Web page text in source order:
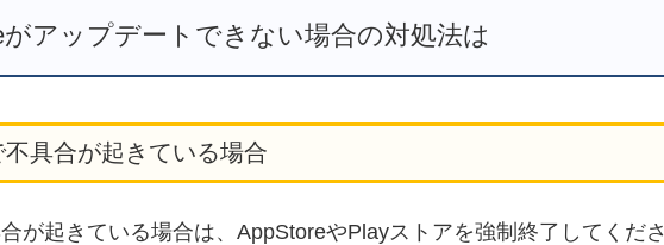
がアップデートできない場合の対処法は
具合が起きている場合
が起きている場合は、AppStoreやPlayストアを強制終了してくださ